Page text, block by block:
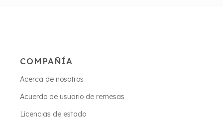
COMPAÑÍA
Acerca de nosotros
Acuerdo de usuario de remesas
Licencias de estado